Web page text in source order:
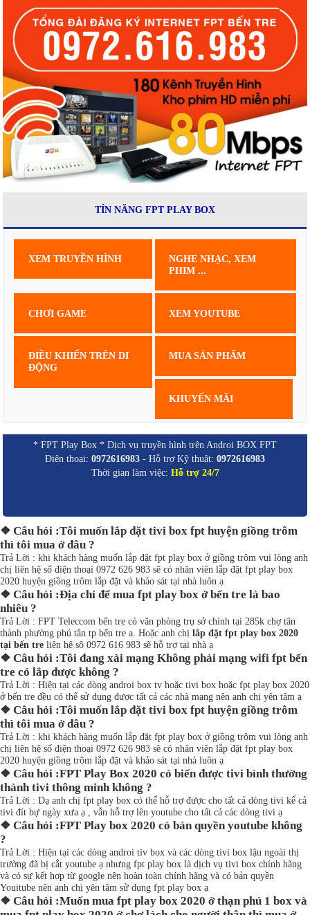
TÍN NĂNG FPT PLAY BOX
XEM TRUYỀN HÌNH
NGHE NHẠC, XEM
PHIM ...
CHƠI GAME XEM YOUTUBE
ĐIỀU KHIỂN TRÊN DI
ĐỘNG
MUA SẢN PHẨM
KHUYẾN MÃI
* FPT Play Box * Dịch vụ truyền hình trên Androi BOX FPT
Điện thoại: 0972616983 - Hỗ trợ Kỹ thuật: 0972616983
Thời gian làm việc: Hỗ trợ 24/7
❖ Câu hỏi :Tôi muốn lắp đặt tivi box fpt huyện giồng trôm
thì tôi mua ở đâu ?
Trả Lời : khi khách hàng muốn lắp đặt fpt play box ở giồng trôm vui lòng anh
chị liên hệ số điện thoại 0972 626 983 sẽ có nhân viên lắp đặt fpt play box
2020 huyện giồng trôm lắp đặt và khảo sát tại nhà luôn ạ
❖ Câu hỏi :Địa chỉ để mua fpt play box ở bến tre là bao
nhiêu ?
Trả Lời : FPT Teleccom bến tre có văn phòng trụ sở chính tại 285k chợ tân
thành phường phú tân tp bến tre a. Hoặc anh chị lắp đặt fpt play box 2020
tại bến tre liên hệ sô 0972 616 983 sẽ hỗ trợ tại nhà ạ
❖ Câu hỏi :Tôi đang xài mạng Không phải mạng wifi fpt bến
tre có lắp được không ?
Trả Lời : Hiện tại các dòng androi box tv hoặc tivi box hoặc fpt play box 2020
ở bến tre đều có thể sử dụng được tất cả các nhà mạng nên anh chị yên tâm ạ
❖ Câu hỏi :Tôi muốn lắp đặt tivi box fpt huyện giồng trôm
thì tôi mua ở đâu ?
Trả Lời : khi khách hàng muốn lắp đặt fpt play box ở giồng trôm vui lòng anh
chị liên hệ số điện thoại 0972 626 983 sẽ có nhân viên lắp đặt fpt play box
2020 huyện giồng trôm lắp đặt và khảo sát tại nhà luôn ạ
❖ Câu hỏi :FPT Play Box 2020 có biến được tivi bình thường
thành tivi thông minh không ?
Trả Lời : Dạ anh chị fpt play box có thể hỗ trợ được cho tất cả dòng tivi kể cả
tivi đít bự ngày xưa ạ , vẫn hỗ trợ lên youtube cho tất cả các dòng tivi ạ
❖ Câu hỏi :FPT Play box 2020 có bản quyền youtube không
?
Trả Lời : Hiện tại các dòng androi tiv box và các dòng tivi box lậu ngoài thị
trường đã bị cắt youtube ạ nhưng fpt play box là dịch vụ tivi box chính hãng
và có sự kết hợp từ google nên hoàn toàn chính hãng và có bản quyền
Youitube nên anh chị yên tâm sử dụng fpt play box ạ
❖ Câu hỏi :Muốn mua fpt play box 2020 ở thạn phú 1 box và